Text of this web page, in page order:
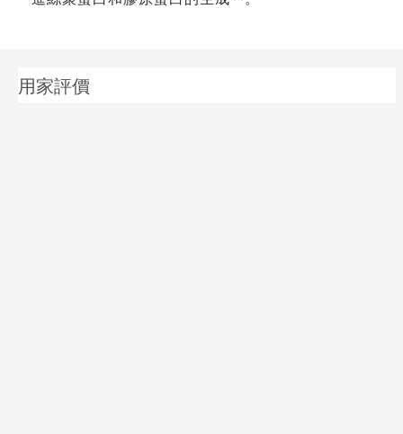
用家評價